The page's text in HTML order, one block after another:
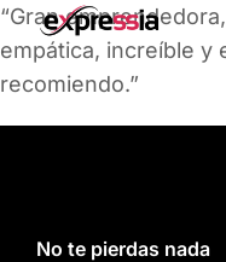
“Gran
empática, increíble y
recomiendo.”
No te pierdas nada